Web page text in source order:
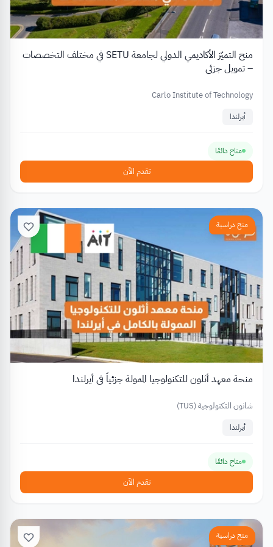
منح التميّز الأكاديمي الدولي لجامعة SETU في مختلف التخصصات
– تمويل جزئي
Carlo Institute of Technology
أيرلندا
متاح دائمًا
تقدم الآن
منح دراسية
منحة معهد أثلون للتكنولوجيا الممولة جزئياً في أيرلندا
شانون التكنولوجية (TUS)
أيرلندا
متاح دائمًا
تقدم الآن
منح دراسية